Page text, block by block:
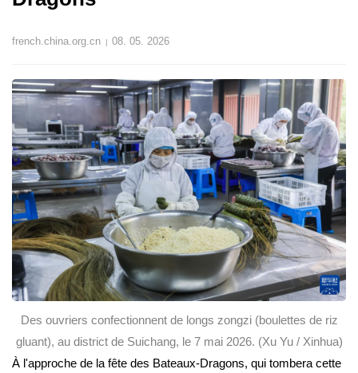
french.china.org.cn | 08. 05. 2026
Des ouvriers confectionnent de longs zongzi (boulettes de riz
gluant), au district de Suichang, le 7 mai 2026. (Xu Yu / Xinhua)
À l'approche de la fête des Bateaux-Dragons, qui tombera cette